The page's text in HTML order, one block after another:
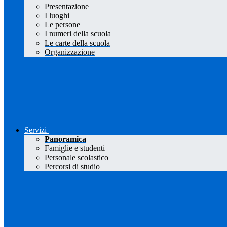
Presentazione
I luoghi
Le persone
I numeri della scuola
Le carte della scuola
Organizzazione
Servizi
Panoramica
Famiglie e studenti
Personale scolastico
Percorsi di studio